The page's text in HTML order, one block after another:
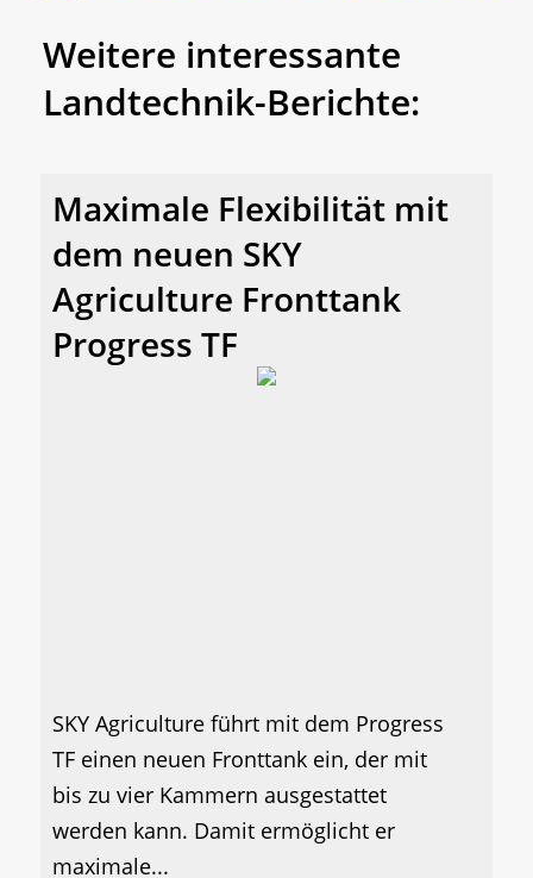
Weitere interessante
Landtechnik-Berichte:
Maximale Flexibilität mit
dem neuen SKY
Agriculture Fronttank
Progress TF
SKY Agriculture führt mit dem Progress
TF einen neuen Fronttank ein, der mit
bis zu vier Kammern ausgestattet
werden kann. Damit ermöglicht er
maximale...